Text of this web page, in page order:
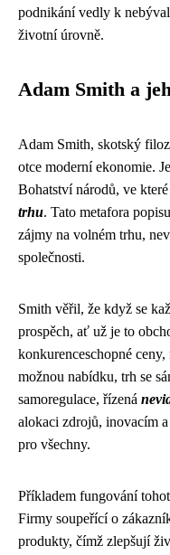
podnikání vedly k
životní úrovně.
Adam Smith a
Adam Smith, skotský
otce moderní ekonomie.
Bohatství národů, ve
trhu. Tato metafora
zájmy na volném trhu,
společnosti.
Smith věřil, že když se
prospěch, ať už je to
konkurenceschopné
možnou nabídku, trh se
samoregulace, řízená
alokaci zdrojů, inovacím
pro všechny.
Příkladem fungování
Firmy soupeřící o
produkty, čímž zlepšují